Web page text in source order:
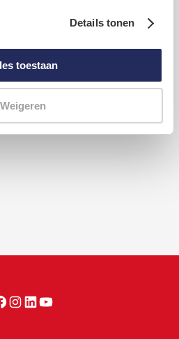
Details tonen
toestaan
Weigeren
Kind dit?
aandacht?
InstagramLinkedIn YouTube